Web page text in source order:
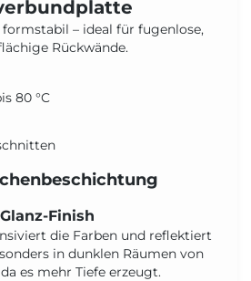
– ideal für fugenlose,
Rückwände.
80 °C
Glanz-Finish
die Farben und reflektiert
in dunklen Räumen von
es mehr Tiefe erzeugt.